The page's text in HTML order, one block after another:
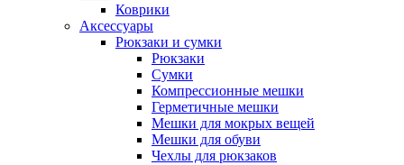
Коврики
Аксессуары
Рюкзаки и сумки
Рюкзаки
Сумки
Компрессионные мешки
Герметичные мешки
Мешки для мокрых вещей
Мешки для обуви
Чехлы для рюкзаков